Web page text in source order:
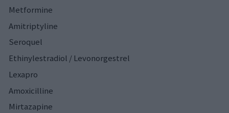
Metformine
Amitriptyline
Seroquel
Ethinylestradiol / Levonorgestrel
Lexapro
Amoxicilline
Mirtazapine